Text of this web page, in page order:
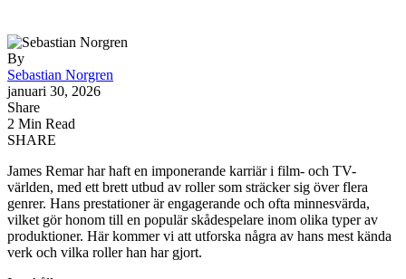
By
Sebastian Norgren
januari 30, 2026
Share
2 Min Read
SHARE
James Remar har haft en imponerande karriär i film- och TV-
världen, med ett brett utbud av roller som sträcker sig över flera
genrer. Hans prestationer är engagerande och ofta minnesvärda,
vilket gör honom till en populär skådespelare inom olika typer av
produktioner. Här kommer vi att utforska några av hans mest kända
verk och vilka roller han har gjort.